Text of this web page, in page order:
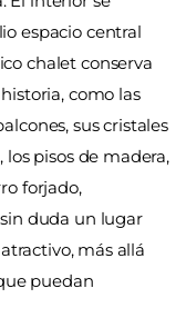
espacio central
chalet conserva
como las
sus cristales
pisos de madera,
forjado,
duda un lugar
más allá
puedan